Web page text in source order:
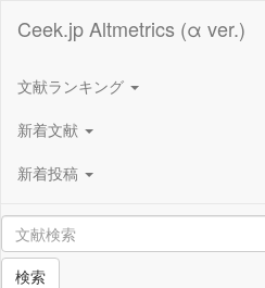
Ceek.jp Altmetrics (α ver.)
文献ランキング
新着文献
新着投稿
検索